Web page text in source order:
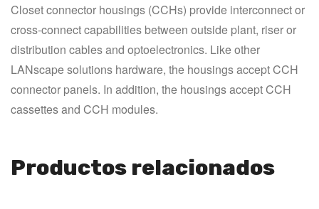
Closet connector housings (CCHs) provide interconnect or
cross-connect capabilities between outside plant, riser or
distribution cables and optoelectronics. Like other
LANscape solutions hardware, the housings accept CCH
connector panels. In addition, the housings accept CCH
cassettes and CCH modules.
Productos relacionados